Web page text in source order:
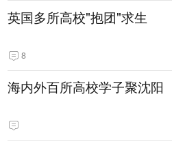
英国多所高校"抱团"求生
8
海内外百所高校学子聚沈阳